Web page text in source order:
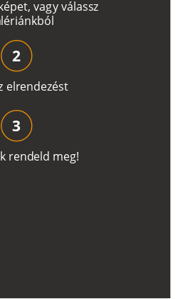
épet, vagyválassz
lériánkból
elrendezést
2
k rendeld meg!
3